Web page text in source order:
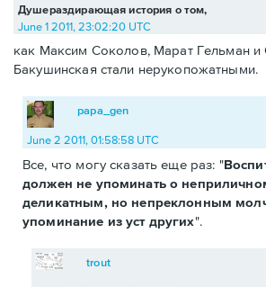
Душераздирающая история о том,
June 1 2011, 23:02:20 UTC
как Максим Соколов, Марат Гельман и
Бакушинская стали нерукопожатными.
papa_gen
June 2 2011, 01:58:58 UTC
Все, что могу сказать еще раз: "
должен не упоминать о
деликатным, но непреклонным
упоминание из уст других".
trout